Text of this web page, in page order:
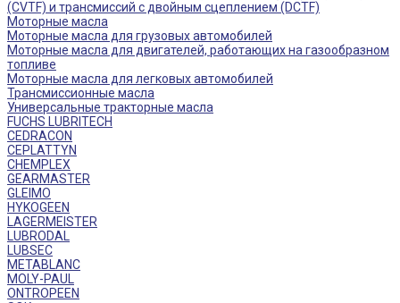
(CVTF) и трансмиссий с двойным сцеплением (DCTF)
Моторные масла
Моторные масла для грузовых автомобилей
Моторные масла для двигателей, работающих на газообразном
топливе
Моторные масла для легковых автомобилей
Трансмиссионные масла
Универсальные тракторные масла
FUCHS LUBRITECH
CEDRACON
CEPLATTYN
CHEMPLEX
GEARMASTER
GLEIMO
HYKOGEEN
LAGERMEISTER
LUBRODAL
LUBSEC
METABLANC
MOLY-PAUL
ONTROPEEN